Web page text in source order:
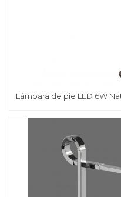
Lámpara de pie LED 6W